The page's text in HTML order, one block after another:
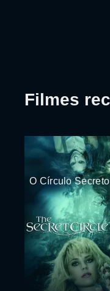
Filmes
O Círculo Secreto